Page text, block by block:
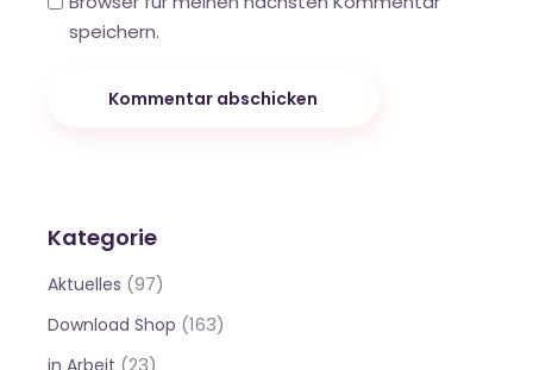
speichern.
Kommentar abschicken
Kategorie
Aktuelles (97)
Download Shop (163)